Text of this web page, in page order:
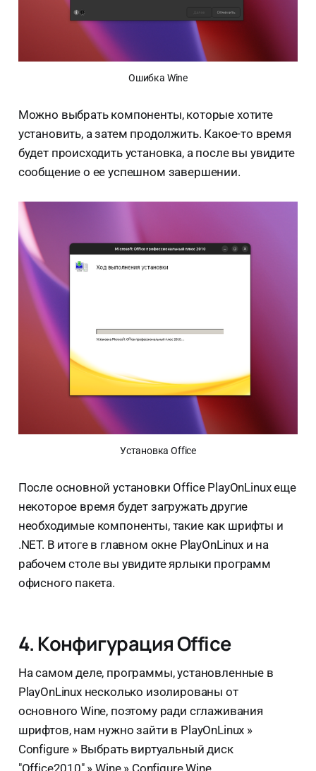
Ошибка Wine
Можно выбрать компоненты, которые хотите
установить, а затем продолжить. Какое-то время
будет происходить установка, а после вы увидите
сообщение о ее успешном завершении.
Установка Office
После основной установки Office PlayOnLinux еще
некоторое время будет загружать другие
необходимые компоненты, такие как шрифты и
.NET. В итоге в главном окне PlayOnLinux и на
рабочем столе вы увидите ярлыки программ
офисного пакета.
4. Конфигурация Office
На самом деле, программы, установленные в
PlayOnLinux несколько изолированы от
основного Wine, поэтому ради сглаживания
шрифтов, нам нужно зайти в PlayOnLinux »
Configure » Выбрать виртуальный диск